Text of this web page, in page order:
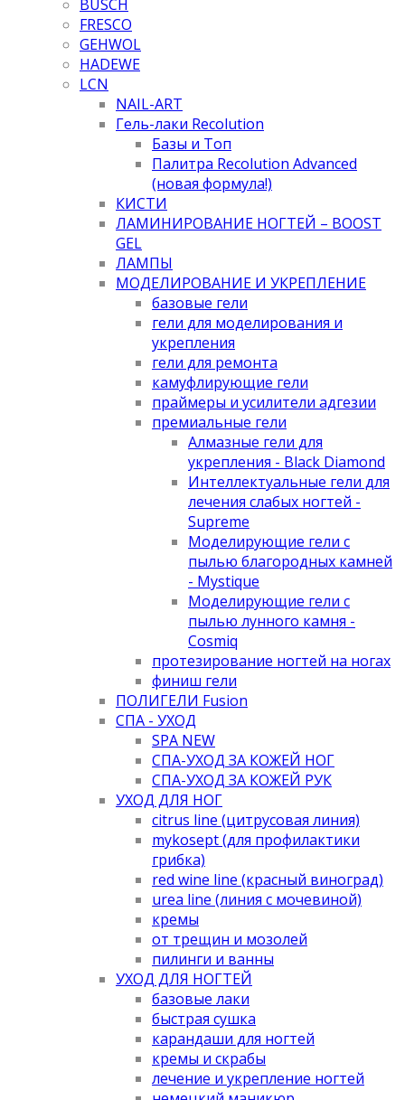
BUSCH
FRESCO
GEHWOL
HADEWE
LCN
NAIL-ART
Гель-лаки Recolution
Базы и Топ
Палитра Recolution Advanced
(новая формула!)
КИСТИ
ЛАМИНИРОВАНИЕ НОГТЕЙ – BOOST
GEL
ЛАМПЫ
МОДЕЛИРОВАНИЕ И УКРЕПЛЕНИЕ
базовые гели
гели для моделирования и
укрепления
гели для ремонта
камуфлирующие гели
праймеры и усилители адгезии
премиальные гели
Алмазные гели для
укрепления - Black Diamond
Интеллектуальные гели для
лечения слабых ногтей -
Supreme
Моделирующие гели с
пылью благородных камней
- Mystique
Моделирующие гели с
пылью лунного камня -
Cosmiq
протезирование ногтей на ногах
финиш гели
ПОЛИГЕЛИ Fusion
СПА - УХОД
SPA NEW
СПА-УХОД ЗА КОЖЕЙ НОГ
СПА-УХОД ЗА КОЖЕЙ РУК
УХОД ДЛЯ НОГ
citrus line (цитрусовая линия)
mykosept (для профилактики
грибка)
red wine line (красный виноград)
urea line (линия с мочевиной)
кремы
от трещин и мозолей
пилинги и ванны
УХОД ДЛЯ НОГТЕЙ
базовые лаки
быстрая сушка
карандаши для ногтей
кремы и скрабы
лечение и укрепление ногтей